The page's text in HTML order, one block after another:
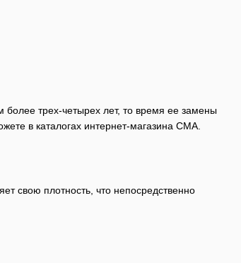
более трех-четырех лет, то время ее замены
в каталогах интернет-магазина CMA.
свою плотность, что непосредственно